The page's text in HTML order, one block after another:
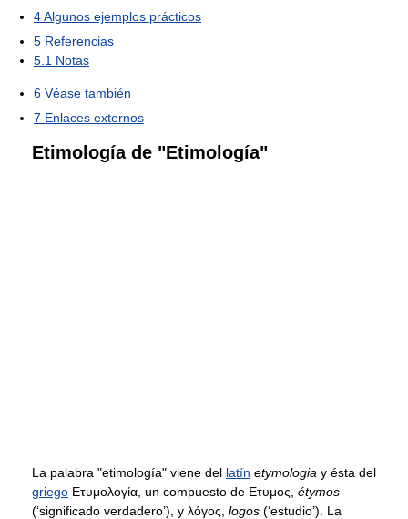
4Algunos ejemplos prácticos
5 Referencias
5.1 Notas
6 Véase también
7 Enlaces externos
Etimología de "Etimología"
La palabra "etimología" viene del latín etymologia y ésta del
griego Eτυμολογία, un compuesto de Eτυμος, étymos
(‘significado verdadero’), y λόγος, logos (‘estudio’). La